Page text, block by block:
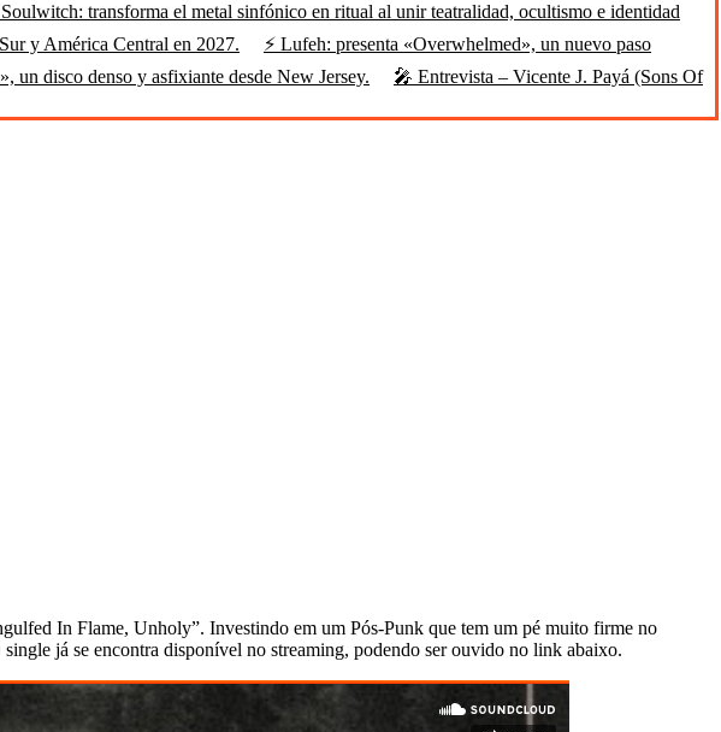
Soulwitch: transforma el metal sinfónico en ritual al unir teatralidad, ocultismo e identidad
y América Central en 2027.
⚡ Lufeh: presenta «Overwhelmed», un nuevo paso
disco denso y asfixiante desde New Jersey.
🎤 Entrevista – Vicente J. Payá (Sons Of
In Flame, Unholy”. Investindo em um Pós-Punk que tem um pé muito firme no
já se encontra disponível no streaming, podendo ser ouvido no link abaixo.